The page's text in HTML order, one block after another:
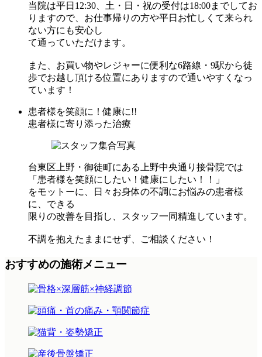
当院は平日12:30、土・日・祝の受付は18:00までしてお
りますので、お仕事帰りの方や平日お忙しくて来られ
ない方にも安心し
て通っていただけます。
また、お買い物やレジャーに便利な6路線・9駅から徒
歩でお越し頂ける位置にありますので通いやすくなっ
ています！
患者様を笑顔に！健康に!!
患者様に寄り添った治療
台東区上野・御徒町にある上野中央通り接骨院では
「患者様を笑顔にしたい！健康にしたい！！」
をモットーに、日々お身体の不調にお悩みの患者様
に、できる
限りの改善を目指し、スタッフ一同精進しています。
不調を抱えたままにせず、ご相談ください！
おすすめの施術メニュー